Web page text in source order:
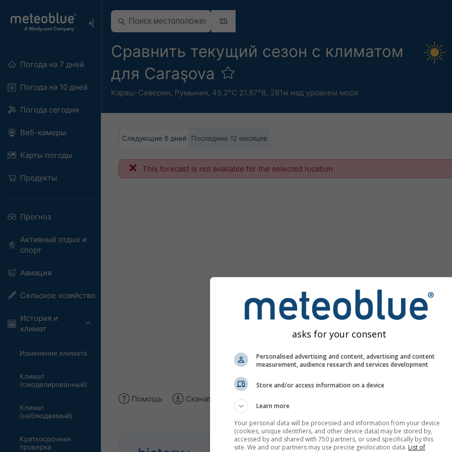
Погода на 7 дней
Погода на 10 дней
Погода сегодня
Веб-камеры
Карты погоды
Продукты
Прогноз
Активный отдых и
спорт
Авиация
Сельское хозяйство
История и
климат
Изменение климата
Климат
(смоделированный)
Климат
(наблюдаемый)
Краткосрочная
проверка
Сравнить текущий сезон с климатом
для Caraşova
Караш-Северин, Румыния, 45.2°С 21.87°В, 281м над уровнем моря
Следующие 6 дней Последние 12 месяцев
This forecast is not available for the selected location
Помощь Скачать изображение
Анализируйте архивные погодные данные
Try it for
asks for your consent
Personalised advertising and content, advertising and content
measurement, audience research and services development
Store and/or access information on a device
Learn more
Your personal data will be processed and information from your device
(cookies, unique identifiers, and other device data) may be stored by,
accessed by and shared with 750 partners, or used specifically by this
site. We and our partners may use precise geolocation data. List of